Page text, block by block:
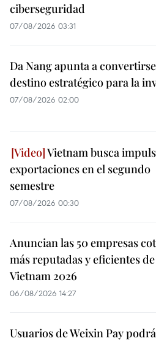
ciberseguridad
07/08/2026 03:31
Da Nang apunta a
destino estratégico para la
07/08/2026 02:00
Vietnam busca
exportaciones en el segundo
semestre
07/08/2026 00:30
Anuncian las 50 empresas
más reputadas y eficientes de
Vietnam 2026
06/08/2026 14:27
Usuarios de Weixin Pay